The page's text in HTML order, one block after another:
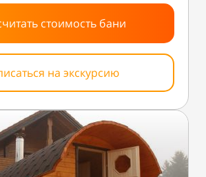
стоимость бани
на экскурсию